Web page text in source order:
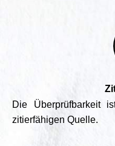
Die Überprüfbarkeit
zitierfähigen Quelle.